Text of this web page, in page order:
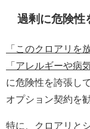
過剰に危険性
「このクロアリを
「アレルギーや病
に危険性を誇張し
オプション契約を
特に、クロアリと